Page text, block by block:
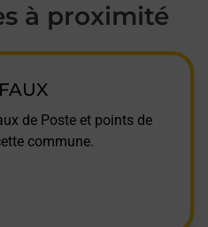
à proximité
de Poste et points de
commune.